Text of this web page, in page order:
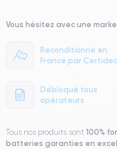
Reconditionné en
France par
Débloqué tous
opérateurs
● Batterie : usage intensif.
● Seuls 5% de nos
Vous hésitez avec une
Tous nos produits sont 100%
batteries garanties en